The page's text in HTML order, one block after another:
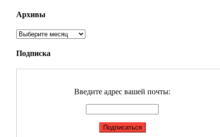
Архивы
Архивы
Подписка
Введите адрес вашей почты: